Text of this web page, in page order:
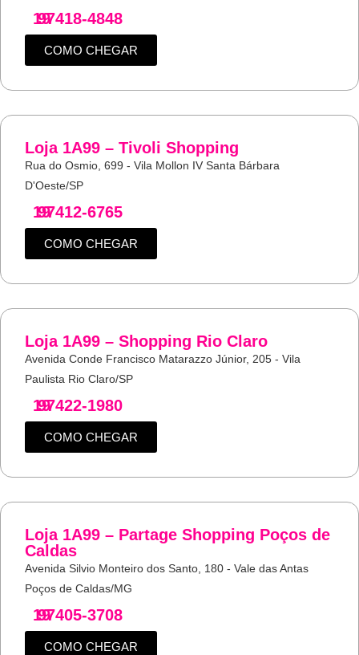
19
97418-4848
COMO CHEGAR
Loja 1A99 – Tivoli Shopping
Rua do Osmio, 699 - Vila Mollon IV Santa Bárbara
D'Oeste/SP
19
97412-6765
COMO CHEGAR
Loja 1A99 – Shopping Rio Claro
Avenida Conde Francisco Matarazzo Júnior, 205 - Vila
Paulista Rio Claro/SP
19
97422-1980
COMO CHEGAR
Loja 1A99 – Partage Shopping Poços de
Caldas
Avenida Silvio Monteiro dos Santo, 180 - Vale das Antas
Poços de Caldas/MG
19
97405-3708
COMO CHEGAR